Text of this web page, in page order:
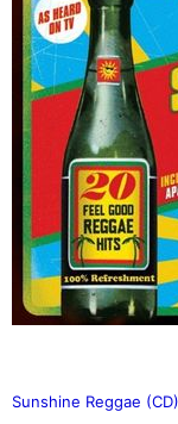
Sunshine Reggae (CD)